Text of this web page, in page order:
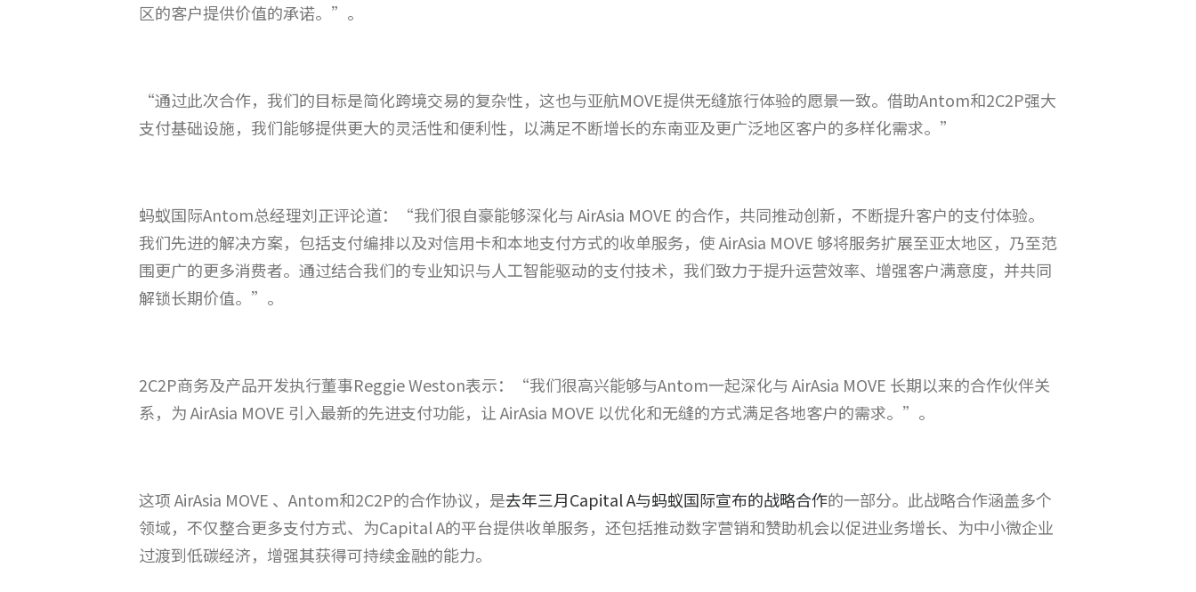
区的客户提供价值的承诺。”。
“通过此次合作，我们的目标是简化跨境交易的复杂性，这也与亚航MOVE提供无缝旅行体验的愿景一致。借助Antom和2C2P强大
支付基础设施，我们能够提供更大的灵活性和便利性，以满足不断增长的东南亚及更广泛地区客户的多样化需求。”
蚂蚁国际Antom总经理刘正评论道：“我们很自豪能够深化与 AirAsia MOVE 的合作，共同推动创新，不断提升客户的支付体验。
我们先进的解决方案，包括支付编排以及对信用卡和本地支付方式的收单服务，使 AirAsia MOVE 够将服务扩展至亚太地区，乃至范
围更广的更多消费者。通过结合我们的专业知识与人工智能驱动的支付技术，我们致力于提升运营效率、增强客户满意度，并共同
解锁长期价值。”。
2C2P商务及产品开发执行董事Reggie Weston表示：“我们很高兴能够与Antom一起深化与 AirAsia MOVE 长期以来的合作伙伴关
系，为 AirAsia MOVE 引入最新的先进支付功能，让 AirAsia MOVE 以优化和无缝的方式满足各地客户的需求。”。
这项 AirAsia MOVE 、Antom和2C2P的合作协议，是去年三月Capital A与蚂蚁国际宣布的战略合作的一部分。此战略合作涵盖多个
领域，不仅整合更多支付方式、为Capital A的平台提供收单服务，还包括推动数字营销和赞助机会以促进业务增长、为中小微企业
过渡到低碳经济，增强其获得可持续金融的能力。